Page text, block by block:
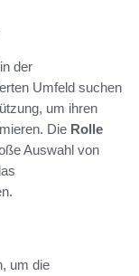
der
Umfeld suchen
um ihren
Die Rolle
Auswahl von
um die